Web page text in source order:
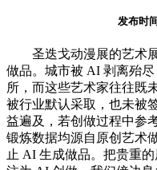
发布时
圣迭戈动漫展的艺术展
做品。城市被 AI 剥离殆
所，而这些艺术家往往既
被行业默认采取，也未被
益遍及，若创做过程中参
锻炼数据均源自原创艺术
止 AI 生成做品。把贵重